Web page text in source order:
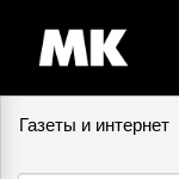
Газеты и интернет